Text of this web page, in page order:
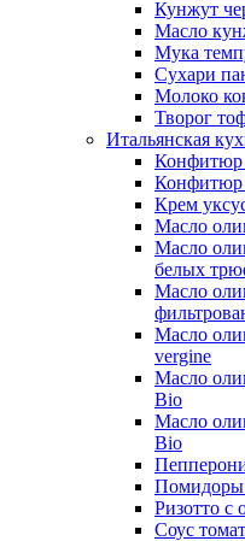
Кунжут
Масло
Мука
Сухари
Молоко
Творог
Итальянская
Конфитюр
Конфитюр
Крем
Масло
Масло
белых
Масло
Масло
vergine
Масло
Bio
Масло
Bio
Помидоры
Ризотто с
Соус